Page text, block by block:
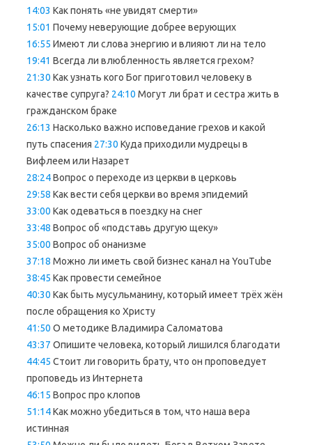
14:03 Как понять «не увидят смерти»
15:01 Почему неверующие добрее верующих
16:55 Имеют ли слова энергию и влияют ли на тело
19:41 Всегда ли влюбленность является грехом?
21:30 Как узнать кого Бог приготовил человеку в
качестве супруга? 24:10 Могут ли брат и сестра жить в
гражданском браке
26:13 Насколько важно исповедание грехов и какой
путь спасения 27:30 Куда приходили мудрецы в
Вифлеем или Назарет
28:24Вопрос о переходе из церкви в церковь
29:58 Как вести себя церкви во время эпидемий
33:00 Как одеваться в поездку на снег
33:48 Вопрос об «подставь другую щеку»
35:00 Вопрос об онанизме
37:18 Можно ли иметь свой бизнес канал на YouTube
38:45 Как провести семейное
40:30 Как быть мусульманину, который имеет трёх жён
после обращения ко Христу
41:50 О методике Владимира Саломатова
43:37 Опишите человека, который лишился благодати
44:45 Стоит ли говорить брату, что он проповедует
проповедь из Интернета
46:15 Вопрос про клопов
51:14Как можно убедиться в том, что наша вера
истинная